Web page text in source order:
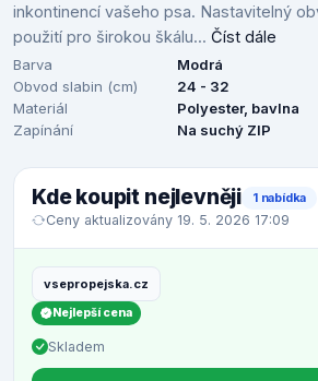
inkontinencí vašeho psa. Nastavitelný
použití pro širokou škálu... Číst dále
Barva
Modrá
Obvod slabin (cm)
24 - 32
Materiál
Polyester, bavlna
Zapínání
Na suchý ZIP
Kde koupit nejlevněji 1 nabídka
Ceny aktualizovány 19. 5. 2026 17:09
vsepropejska.cz
Nejlepší cena
Skladem